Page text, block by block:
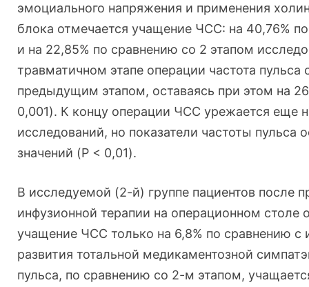
эмоциального напряжения и применения
блока отмечается учащение ЧСС: на 40,76%
и на 22,85% по сравнению со 2 этапом
травматичном этапе операции частота
предыдущим этапом, оставаясь при этом на
0,001). К концу операции ЧСС урежается еще
исследований, но показатели частоты пульса
значений (P < 0,01).
В исследуемой (2-й) группе пациентов после
инфузионной терапии на операционном столе
учащение ЧСС только на 6,8% по сравнению
развития тотальной медикаментозной
пульса, по сравнению со 2-м этапом,